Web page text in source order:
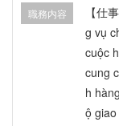
hình
heo
職務内容
【仕
g vụ
cuộc
cung
h
ộ